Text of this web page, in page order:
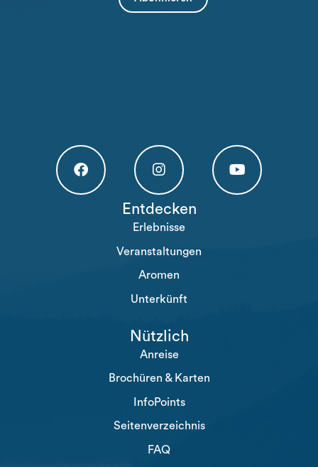
Högakusten Facebook (opens in a new tab)
Högakusten Instagram (opens in a
Entdecken
Erlebnisse
Veranstaltungen
Aromen
Unterkünft
Nützlich
Anreise
Brochüren & Karten
InfoPoints
Seitenverzeichnis
FAQ